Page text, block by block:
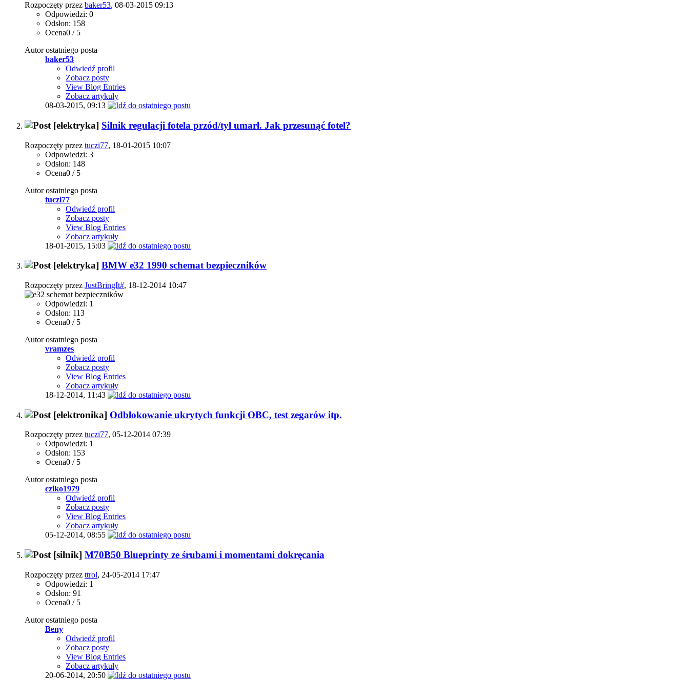
Rozpoczęty przez baker53, 08-03-2015 09:13
Odpowiedzi: 0
Odsłon: 158
Ocena0 / 5
Autor ostatniego posta
baker53
Odwiedź profil
Zobacz posty
View Blog Entries
Zobacz artykuły
08-03-2015, 09:13
[elektryka] Silnik regulacji fotela przód/tył umarł. Jak przesunąć fotel?
Rozpoczęty przez tuczi77, 18-01-2015 10:07
Odpowiedzi: 3
Odsłon: 148
Ocena0 / 5
Autor ostatniego posta
tuczi77
Odwiedź profil
Zobacz posty
View Blog Entries
Zobacz artykuły
18-01-2015, 15:03
[elektryka] BMW e32 1990 schemat bezpieczników
Rozpoczęty przez JustBringIt#, 18-12-2014 10:47
Odpowiedzi: 1
Odsłon: 113
Ocena0 / 5
Autor ostatniego posta
vramzes
Odwiedź profil
Zobacz posty
View Blog Entries
Zobacz artykuły
18-12-2014, 11:43
[elektronika] Odblokowanie ukrytych funkcji OBC, test zegarów itp.
Rozpoczęty przez tuczi77, 05-12-2014 07:39
Odpowiedzi: 1
Odsłon: 153
Ocena0 / 5
Autor ostatniego posta
cziko1979
Odwiedź profil
Zobacz posty
View Blog Entries
Zobacz artykuły
05-12-2014, 08:55
[silnik] M70B50 Blueprinty ze śrubami i momentami dokręcania
Rozpoczęty przez ttrol, 24-05-2014 17:47
Odpowiedzi: 1
Odsłon: 91
Ocena0 / 5
Autor ostatniego posta
Beny
Odwiedź profil
Zobacz posty
View Blog Entries
Zobacz artykuły
20-06-2014, 20:50